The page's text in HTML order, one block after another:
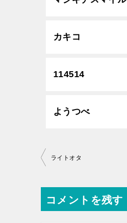
カキコ
114514
ようつべ
投
ナ
ビ
ライトオタ
コメントを残す